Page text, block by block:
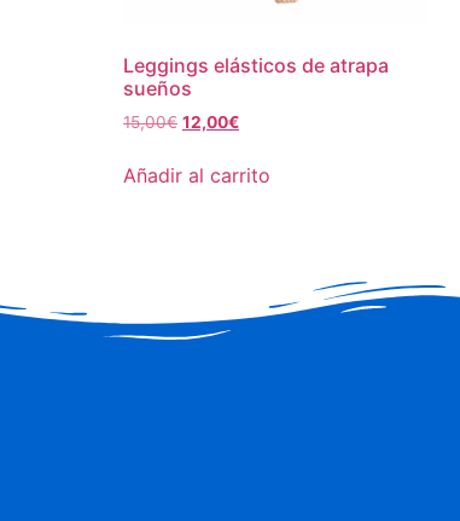
Leggings elásticos de atrapa
sueños
15,00€ 12,00€
Añadir al carrito